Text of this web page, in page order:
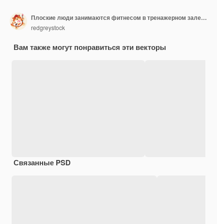
Плоские люди занимаются фитнесом в тренажерном зале на открытом воздухе и в скейт-парке
redgreystock
Вам также могут понравиться эти векторы
Связанные PSD